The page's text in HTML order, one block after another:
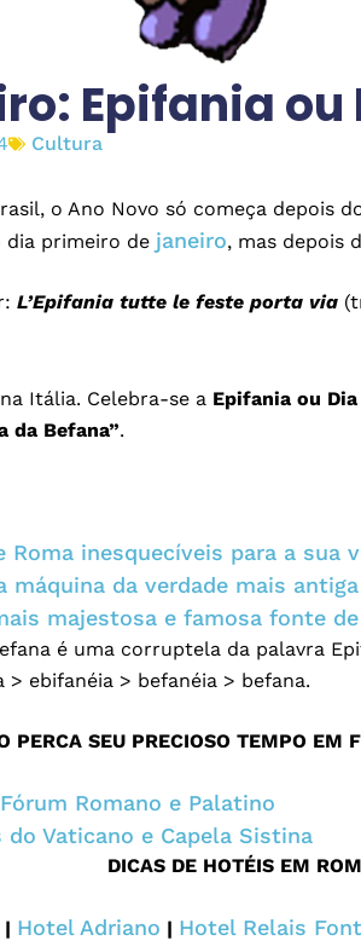
Epifania ou
Cultura
o Ano Novo só começa depois
dia primeiro de janeiro, mas depois
L’Epifania tutte le feste porta via
na Itália. Celebra-se a Epifania ou Dia
da Befana”.
inesquecíveis para a sua
máquina da verdade mais
majestosa e famosa fonte
é uma corruptela da palavra
ebifanéia > befanéia > befana.
PERCA SEU PRECIOSO TEMPO EM
Romano e Palatino
Vaticano e Capela Sistina
DICAS DE HOTÉIS EM
| Hotel Adriano | Hotel Relais